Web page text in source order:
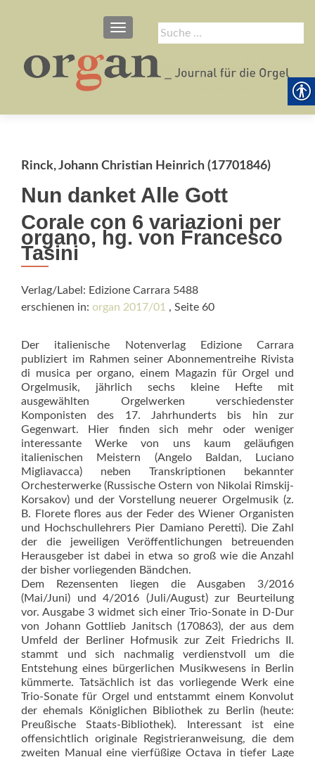
Suche
nach:
SCHALTE NAVIGATION
Rinck, Johann Christian Heinrich (17701846)
Nun danket Alle Gott
Corale con 6 variazioni per
organo, hg. von Francesco
Tasini
Verlag/Label: Edizione Carrara 5488
erschienen in: organ 2017/01 , Seite 60
Der italienische Notenverlag Edizione Carrara
publiziert im Rahmen seiner Abonnementreihe Rivista
di musica per organo, einem Magazin für Orgel und
Orgelmusik, jährlich sechs kleine Hefte mit
ausgewählten Orgelwerken verschiedenster
Komponisten des 17. Jahrhunderts bis hin zur
Gegenwart. Hier finden sich mehr oder weniger
interessante Wer­ke von uns kaum geläufigen
italienischen Meistern (Angelo Baldan, Luciano
Migliavacca) neben Transkriptionen bekannter
Orchesterwerke (Russische Ostern von Nikolai Rimskij-
Korsakov) und der Vorstellung neuerer Orgelmusik (z.
B. Florete flores aus der Feder des Wiener Organisten
und Hochschullehrers Pier Damiano Peretti). Die Zahl
der die jeweiligen Veröffentlichungen betreuenden
Herausgeber ist dabei in etwa so groß wie die Anzahl
der bisher vorliegenden Bändchen.
Dem Rezensenten liegen die Ausgaben 3/2016
(Mai/Juni) und 4/2016 (Juli/August) zur Beurteilung
vor. Ausgabe 3 widmet sich einer Trio-Sonate in D-Dur
von Johann Gottlieb Janitsch (170863), der aus dem
Umfeld der Berliner Hofmusik zur Zeit Friedrichs II.
stammt und sich nachmalig verdienstvoll um die
Entstehung eines bürgerlichen Musikwesens in Berlin
kümmerte. Tatsächlich ist das vorliegende Werk eine
Trio-Sonate für Orgel und entstammt einem Konvolut
der ehemals Königlichen Bibliothek zu Berlin (heute:
Preußische Staats-Bibliothek). Interessant ist eine
offensichtlich originale Registrieranweisung, die dem
zweiten Manual eine vierfüßige Octava in tiefer Lage